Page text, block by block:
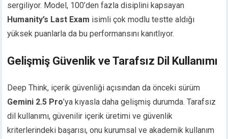
sergiliyor. Model, 100’den fazla disiplini kapsayan
Humanity’s Last Exam isimli çok modlu testte aldığı
yüksek puanlarla da bu performansını kanıtlıyor.
Gelişmiş Güvenlik ve Tarafsız Dil Kullanımı
Deep Think, içerik güvenliği açısından da önceki sürüm
Gemini 2.5 Pro’ya kıyasla daha gelişmiş durumda. Tarafsız
dil kullanımı, güvenilir içerik üretimi ve güvenlik
kriterlerindeki başarısı, onu kurumsal ve akademik kullanım